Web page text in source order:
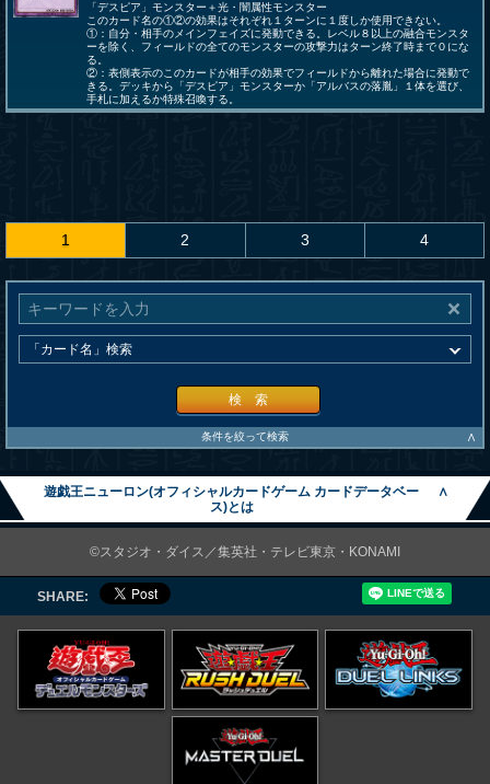
「デスピア」モンスター＋光・闇属性モンスター
このカード名の①②の効果はそれぞれ１ターンに１度しか使用できない。
①：自分・相手のメインフェイズに発動できる。レベル８以上の融合モンスタ
ーを除く、フィールドの全てのモンスターの攻撃力はターン終了時まで０にな
る。
②：表側表示のこのカードが相手の効果でフィールドから離れた場合に発動で
きる。デッキから「デスピア」モンスターか「アルバスの落胤」１体を選び、
手札に加えるか特殊召喚する。
1 2 3 4
検 索
条件を絞って検索 ∧
遊戯王ニューロン(オフィシャルカードゲーム カードデータベー
ス)とは
∧
©スタジオ・ダイス／集英社・テレビ東京・KONAMI
SHARE: